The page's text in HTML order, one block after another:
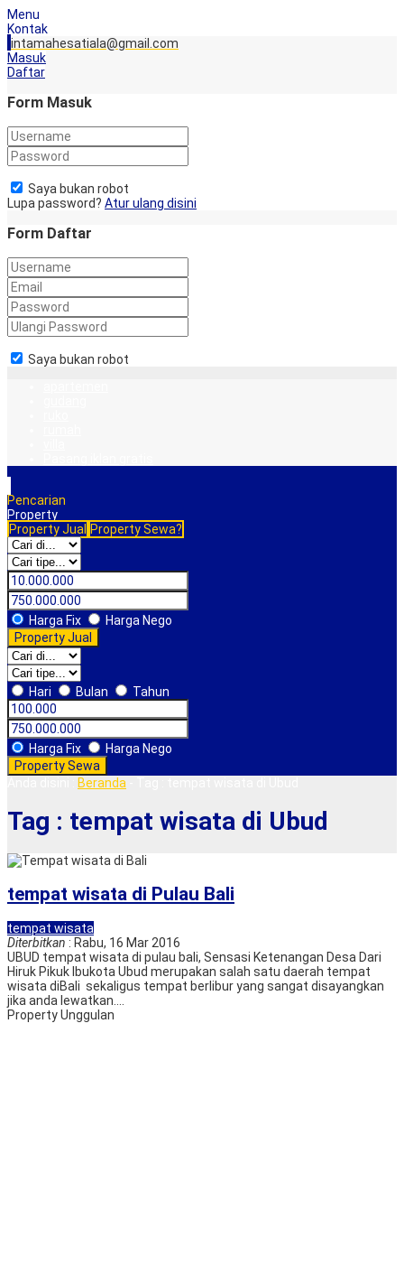
Menu
Kontak
intamahesatiala@gmail.com
Masuk
Daftar
Form Masuk
Saya bukan robot
Lupa password? Atur ulang disini
Form Daftar
Saya bukan robot
Pencarian
Property
Property Jual Property Sewa?
Harga Fix
Harga Nego
Property Jual
Hari Bulan Tahun
Harga Fix
Harga Nego
Property Sewa
Beranda
Tag : tempat wisata di Ubud
tempat wisata di Pulau Bali
tempat wisata
Diterbitkan : Rabu, 16 Mar 2016
UBUD tempat wisata di pulau bali, Sensasi Ketenangan Desa Dari
Hiruk Pikuk Ibukota Ubud merupakan salah satu daerah tempat
wisata diBali sekaligus tempat berlibur yang sangat disayangkan
jika anda lewatkan....
Property Unggulan